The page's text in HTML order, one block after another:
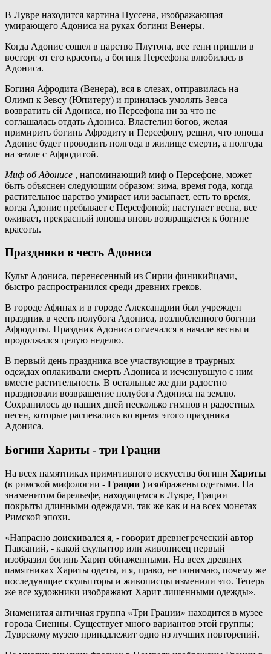
В Лувре находится картина Пуссена, изображающая
умирающего Адониса на руках богини Венеры.
Когда Адонис сошел в царство Плутона, все тени пришли в
восторг от его красоты, а богиня Персефона влюбилась в
Адониса.
Богиня Афродита (Венера), вся в слезах, отправилась на
Олимп к Зевсу (Юпитеру) и принялась умолять Зевса
возвратить ей Адониса, но Персефона ни за что не
соглашалась отдать Адониса. Властелин богов, желая
примирить богинь Афродиту и Персефону, решил, что юноша
Адонис будет проводить полгода в жилище смерти, а полгода
на земле с Афродитой.
Миф об Адонисе , напоминающий миф о Персефоне, может
быть объяснен следующим образом: зима, время года, когда
растительное царство умирает или засыпает, есть то время,
когда Адонис пребывает с Персефоной; наступает весна, все
оживает, прекрасный юноша вновь возвращается к богине
красоты.
Праздники в честь Адониса
Культ Адониса, перенесенный из Сирии финикийцами,
быстро распространился среди древних греков.
В городе Афинах и в городе Александрии был учрежден
праздник в честь полубога Адониса, возлюбленного богини
Афродиты. Праздник Адониса отмечался в начале весны и
продолжался целую неделю.
В первый день праздника все участвующие в траурных
одеждах оплакивали смерть Адониса и исчезнувшую с ним
вместе растительность. В остальные же дни радостно
праздновали возвращение полубога Адониса на землю.
Сохранилось до наших дней несколько гимнов и радостных
песен, которые распевались во время этого праздника
Адониса.
Богини Хариты - три Грации
На всех памятниках примитивного искусства богини Хариты
(в римской мифологии - Грации ) изображены одетыми. На
знаменитом барельефе, находящемся в Лувре, Грации
покрыты длинными одеждами, так же как и на всех монетах
Римской эпохи.
«Напрасно доискивался я, - говорит древнегреческий автор
Павсаний, - какой скульптор или живописец первый
изобразил богинь Харит обнаженными. На всех древних
памятниках Хариты одеты, и я, право, не понимаю, почему же
последующие скульпторы и живописцы изменили это. Теперь
же все художники изображают Харит лишенными одежды».
Знаменитая античная группа «Три Грации» находится в музее
города Сиенны. Существует много вариантов этой группы;
Луврскому музею принадлежит одно из лучших повторений.